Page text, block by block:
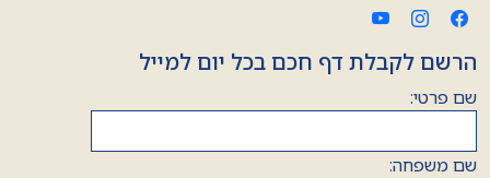
הרשם לקבלת דף חכם בכל יום למייל
שם פרטי:
שם משפחה: